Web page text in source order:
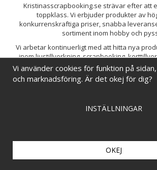
Kristinasscrapbooking.se strävar efter att
toppklass. Vi erbjuder produkter av
konkurrenskraftiga priser, snabba
sortiment inom hobby och
Vi arbetar kontinuerligt med att hitta nya
inom ljustillverkning, scrapbooking,
pyssel. Målet är att bredda sortimentet och
utveckla vårt utbud, så att du alltid kan hitta det
Vi använder cookies för funktion på
och marknadsföring. Är det okej för dig?
INSTÄLLNINGAR
OKEJ